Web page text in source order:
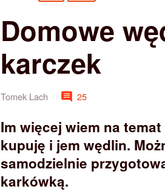
Domowe
karczek
Tomek Lach 25
Im więcej wiem na
kupuję i jem wędlin.
samodzielnie
karkówką.